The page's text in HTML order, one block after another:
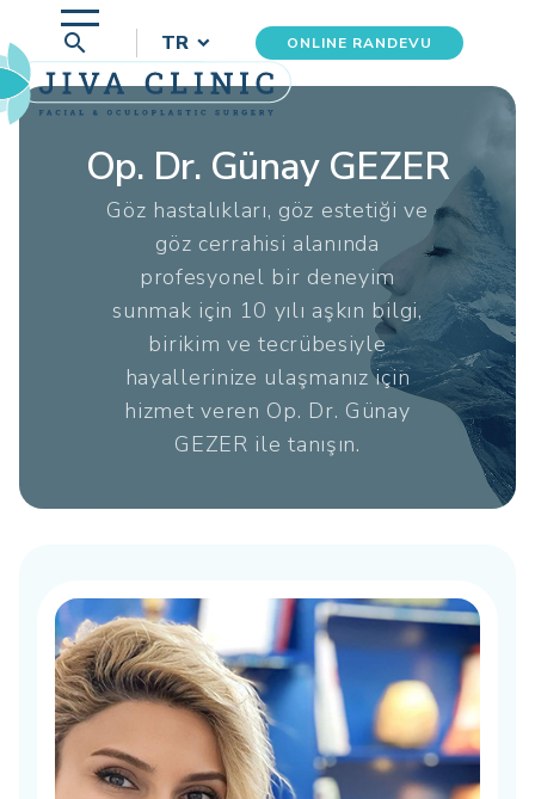
search TR ONLINE RANDEVU
Op. Dr. Günay GEZER
Göz hastalıkları, göz estetiği ve
göz cerrahisi alanında
profesyonel bir deneyim
sunmak için 10 yılı aşkın bilgi,
birikim ve tecrübesiyle
hayallerinize ulaşmanız için
hizmet veren Op. Dr. Günay
GEZER ile tanışın.